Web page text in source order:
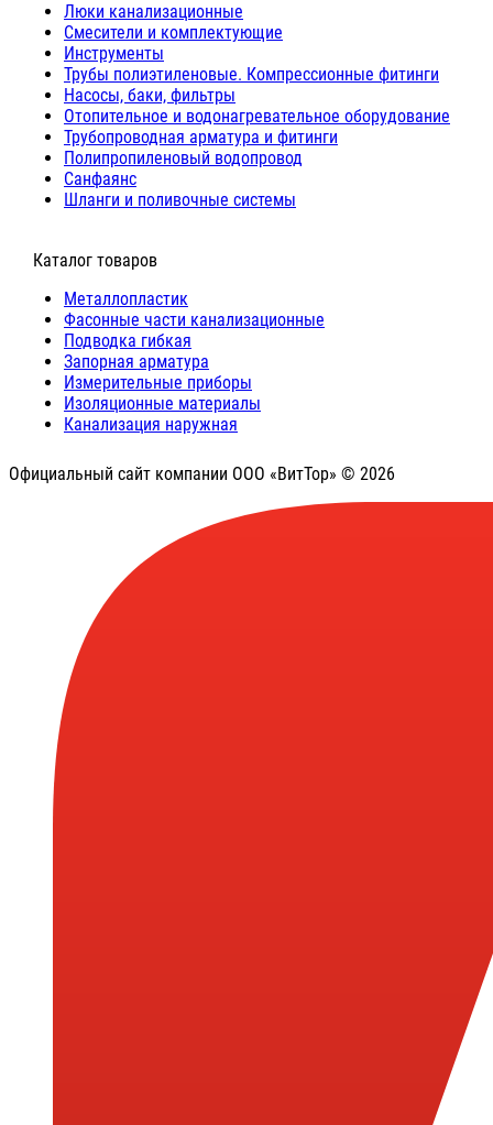
Люки канализационные
Cмесители и комплектующие
Инструменты
Трубы полиэтиленовые. Компрессионные фитинги
Насосы, баки, фильтры
Отопительное и водонагревательное оборудование
Трубопроводная арматура и фитинги
Полипропиленовый водопровод
Санфаянс
Шланги и поливочные системы
⠀Каталог товаров
Металлопластик
Фасонные части канализационные
Подводка гибкая
Запорная арматура
Измерительные приборы
Изоляционные материалы
Канализация наружная
Официальный сайт компании ООО «ВитТор» © 2026